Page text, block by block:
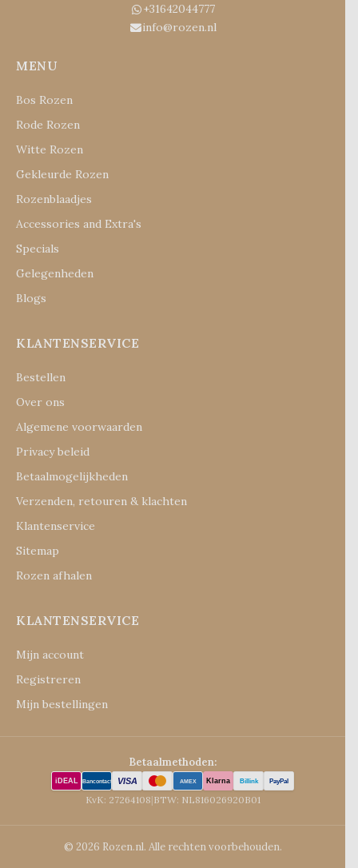
+31642044777
info@rozen.nl
MENU
Bos Rozen
Rode Rozen
Witte Rozen
Gekleurde Rozen
Rozenblaadjes
Accessories and Extra's
Specials
Gelegenheden
Blogs
KLANTENSERVICE
Bestellen
Over ons
Algemene voorwaarden
Privacy beleid
Betaalmogelijkheden
Verzenden, retouren & klachten
Klantenservice
Sitemap
Rozen afhalen
KLANTENSERVICE
Mijn account
Registreren
Mijn bestellingen
Betaalmethoden:
iDEAL Bancontact VISA AMEX Klarna Billink PayPal
KvK: 27264108|BTW: NL816026920B01
© 2026 Rozen.nl. Alle rechten voorbehouden.